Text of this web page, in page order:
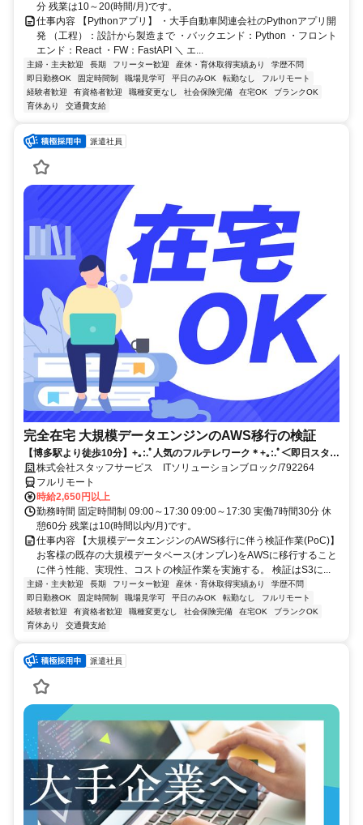
分 残業は10～20(時間/月)です。
仕事内容 【Pythonアプリ】 ・大手自動車関連会社のPythonアプリ開
発 （工程）：設計から製造まで ・バックエンド：Python ・フロント
エンド：React ・FW：FastAPI ＼ エ...
主婦・主夫歓迎 長期 フリーター歓迎 産休・育休取得実績あり
学歴不問
即日勤務OK
固定時間制 職場見学可 平日のみOK 転勤なし
フルリモート
経験者歓迎
有資格者歓迎 職種変更なし 社会保険完備 在宅OK
ブランクOK
育休あり
交通費支給
派遣社員
完全在宅 大規模データエンジンのAWS移行の検証
【博多駅より徒歩10分】+｡:.ﾟ人気のフルテレワーク＊+｡:.ﾟ＜即日スター
トのお仕事です！＞ご応募お待ちしております！！
株式会社スタッフサービス ITソリューションブロック/792264
フルリモート
時給2,650円以上
勤務時間 固定時間制 09:00～17:30 09:00～17:30 実働7時間30分 休
憩60分 残業は10(時間以内/月)です。
仕事内容 【大規模データエンジンのAWS移行に伴う検証作業(PoC)】
お客様の既存の大規模データベース(オンプレ)をAWSに移行すること
に伴う性能、実現性、コストの検証作業を実施する。 検証はS3に...
主婦・主夫歓迎 長期 フリーター歓迎 産休・育休取得実績あり
学歴不問
即日勤務OK
固定時間制 職場見学可 平日のみOK 転勤なし
フルリモート
経験者歓迎
有資格者歓迎 職種変更なし 社会保険完備 在宅OK
ブランクOK
育休あり
交通費支給
派遣社員